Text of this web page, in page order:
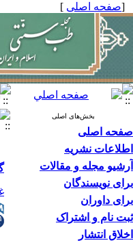
[صفحه اصلی ]
بخش‌های اصلی
صفحه اصلی
اطلاعات نشریه
آرشیو مجله و مقالات
برای نویسندگان
برای داوران
ثبت نام و اشتراک
اخلاق انتشار